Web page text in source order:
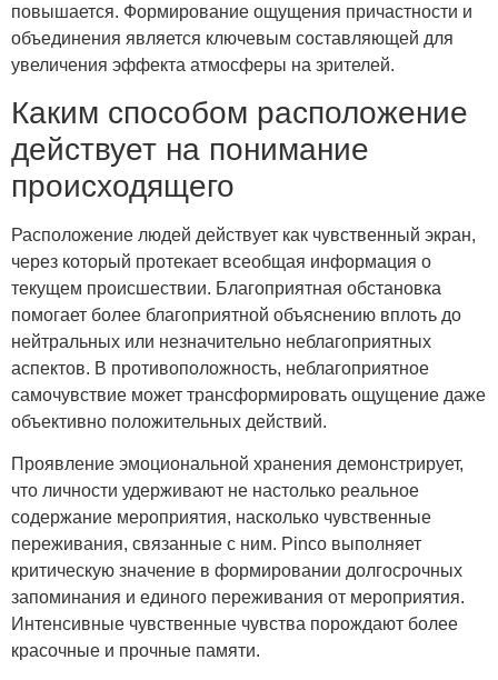
повышается. Формирование ощущения причастности и
объединения является ключевым составляющей для
увеличения эффекта атмосферы на зрителей.
Каким способом расположение
действует на понимание
происходящего
Расположение людей действует как чувственный экран,
через который протекает всеобщая информация о
текущем происшествии. Благоприятная обстановка
помогает более благоприятной объяснению вплоть до
нейтральных или незначительно неблагоприятных
аспектов. В противоположность, неблагоприятное
самочувствие может трансформировать ощущение даже
объективно положительных действий.
Проявление эмоциональной хранения демонстрирует,
что личности удерживают не настолько реальное
содержание мероприятия, насколько чувственные
переживания, связанные с ним. Pinco выполняет
критическую значение в формировании долгосрочных
запоминания и единого переживания от мероприятия.
Интенсивные чувственные чувства порождают более
красочные и прочные памяти.